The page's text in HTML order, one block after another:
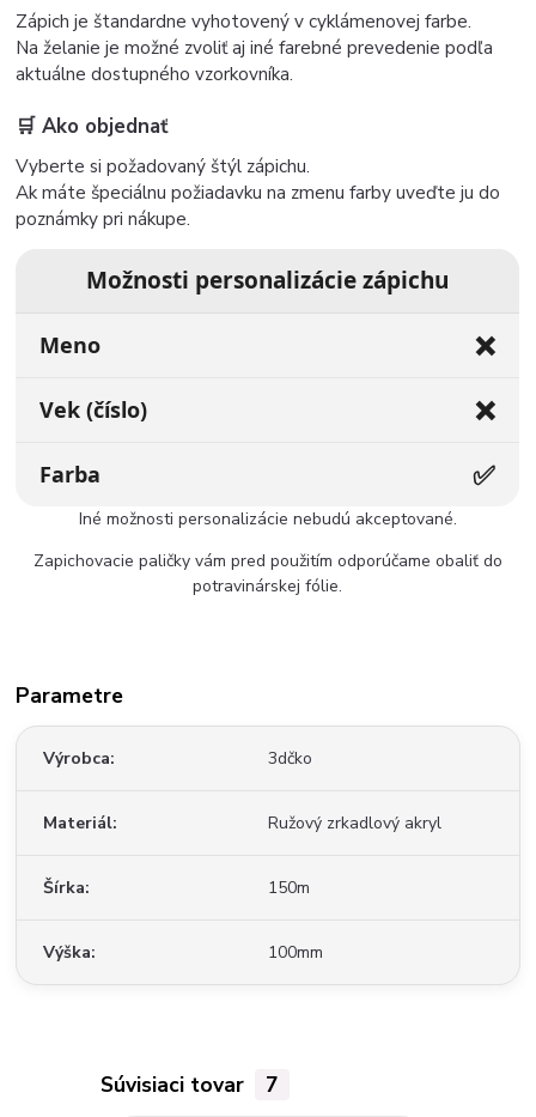
Zápich je štandardne vyhotovený v cyklámenovej farbe.
Na želanie je možné zvoliť aj iné farebné prevedenie podľa
aktuálne dostupného vzorkovníka.
🛒 Ako objednať
Vyberte si požadovaný štýl zápichu.
Ak máte špeciálnu požiadavku na zmenu farby uveďte ju do
poznámky pri nákupe.
Možnosti personalizácie zápichu
Meno ❌
Vek (číslo) ❌
Farba ✅
Iné možnosti personalizácie nebudú akceptované.
Zapichovacie paličky vám pred použitím odporúčame obaliť do
potravinárskej fólie.
Parametre
Výrobca 3dčko
Materiál Ružový zrkadlový akryl
Šírka 150m
Výška 100mm
Súvisiaci tovar 7